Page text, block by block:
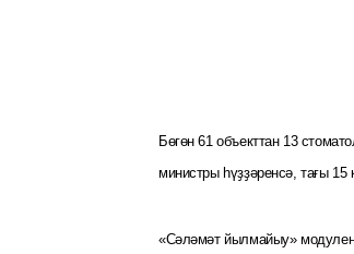
Бөгөн 61 объекттан 13
министры һүҙҙәренсә, тағы
«Сәләмәт йылмайыу»